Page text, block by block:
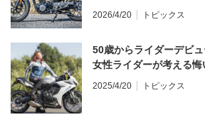
う？
2026/4/20 トピックス
50歳からライダーデビ
女性ライダーが考える悔
2025/4/20 トピックス